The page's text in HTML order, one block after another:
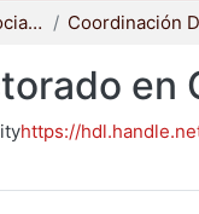
División de Ciencias Sociales y Humanidades
en
https://